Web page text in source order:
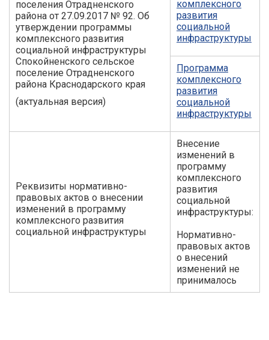
поселения Отрадненского
района от 27.09.2017 № 92. Об
утверждении программы
комплексного развития
социальной инфраструктуры
Спокойненского сельское
поселение Отрадненского
района Краснодарского края
(актуальная версия)
комплексного
развития
социальной
инфраструктуры
Программа
комплексного
развития
социальной
инфраструктуры
Реквизиты нормативно-
правовых актов о внесении
изменений в программу
комплексного развития
социальной инфраструктуры
Внесение
изменений в
программу
комплексного
развития
социальной
инфраструктуры:
Нормативно-
правовых актов
о внесений
изменений не
принималось